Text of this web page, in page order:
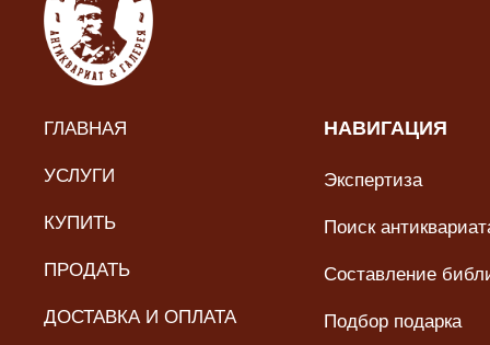
ГЛАВНАЯ
УСЛУГИ
КУПИТЬ
ПРОДАТЬ
ДОСТАВКА И ОПЛАТА
НАВИГАЦИЯ
Экспертиза
Поиск
Составление
Подбор подарка